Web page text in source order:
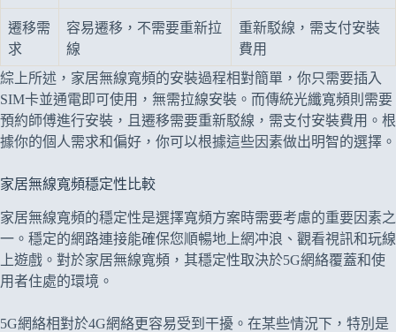
遷移需
求
容易遷移，不需要重新拉
線
重新駁線，需支付安裝
費用
綜上所述，家居無線寬頻的安裝過程相對簡單，你只需要插入
SIM卡並通電即可使用，無需拉線安裝。而傳統光纖寬頻則需要
預約師傅進行安裝，且遷移需要重新駁線，需支付安裝費用。根
據你的個人需求和偏好，你可以根據這些因素做出明智的選擇。
家居無線寬頻穩定性比較
家居無線寬頻的穩定性是選擇寬頻方案時需要考慮的重要因素之
一。穩定的網路連接能確保您順暢地上網冲浪、觀看視訊和玩線
上遊戲。對於家居無線寬頻，其穩定性取決於5G網絡覆蓋和使
用者住處的環境。
5G網絡相對於4G網絡更容易受到干擾。在某些情況下，特別是